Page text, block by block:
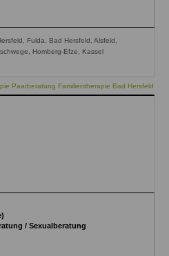
Fulda, Bad Hersfeld, Alsfeld,
Homberg-Efze, Kassel
Paarberatung Familientherapie Bad Hersfeld
/ Sexualberatung